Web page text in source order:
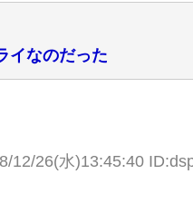
イなのだった
12/26(水)13:45:40